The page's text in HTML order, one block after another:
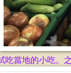
吃當地的小吃。之